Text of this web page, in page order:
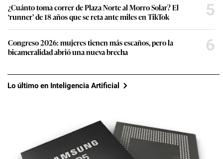
¿Cuánto toma correr de Plaza Norte al Morro Solar? El
‘runner’ de 18 años que se reta ante miles en TikTok
5
Congreso 2026: mujeres tienen más escaños, pero la
bicameralidad abrió una nueva brecha
6
Lo último en Inteligencia Artificial